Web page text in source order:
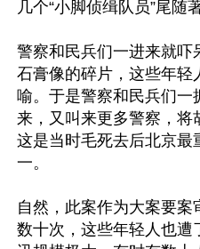
几个“小脚侦缉队员”尾随
警察和民兵们一进来就吓
石膏像的碎片，这些年轻
喻。于是警察和民兵们一
来，又叫来更多警察，将
这是当时毛死去后北京最
一。
自然，此案作为大案要案
数十次，这些年轻人也遭